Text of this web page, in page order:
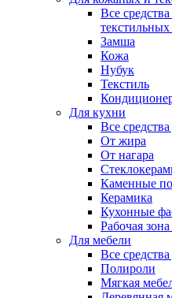
Все
Замша
Кожа
Нубук
Текстиль
Для кухни
Все
От жира
От нагара
Каменные
Керамика
Кухонные
Рабочая
Для мебели
Все
Полироли
Мягкая